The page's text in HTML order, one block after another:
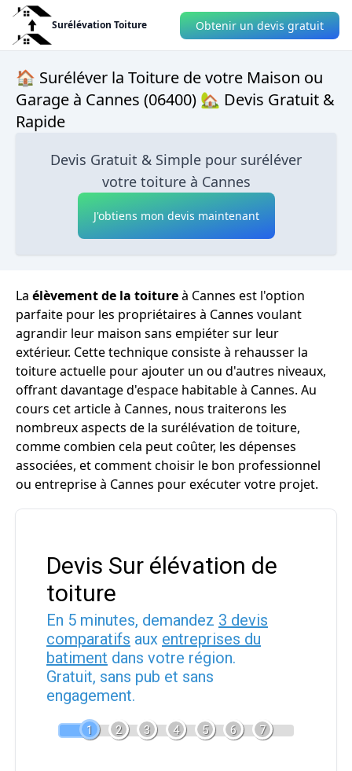
Surélévation Toiture Obtenir un devis gratuit
🏠 Suréléver la Toiture de votre Maison ou
Garage à Cannes (06400) 🏡 Devis Gratuit &
Rapide
Devis Gratuit & Simple pour suréléver
votre toiture à Cannes
J'obtiens mon devis maintenant
La élèvement de la toitureà Cannes est l'option
parfaite pour les propriétaires à Cannes voulant
agrandir leur maison sans empiéter sur leur
extérieur. Cette technique consiste à rehausser la
toiture actuelle pour ajouter un ou d'autres niveaux,
offrant davantage d'espace habitable à Cannes. Au
cours cet article à Cannes, nous traiterons les
nombreux aspects de la surélévation de toiture,
comme combien cela peut coûter, les dépenses
associées, et comment choisir le bon professionnel
ou entreprise à Cannes pour exécuter votre projet.
Devis Sur élévation de
toiture
En 5 minutes, demandez 3 devis
comparatifs aux entreprises du
batiment dans votre région.
Gratuit, sans pub et sans
engagement.
1 2 3 4 5 6 7